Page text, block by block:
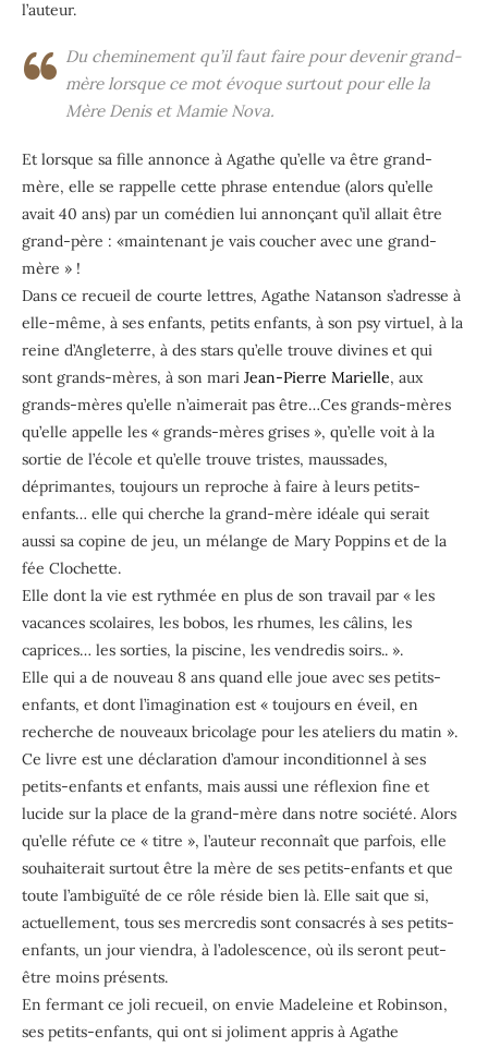
l’auteur.
Du cheminement qu’il faut faire pour devenir grand-
mère lorsque ce mot évoque surtout pour elle la
Mère Denis et Mamie Nova.
Et lorsque sa fille annonce à Agathe qu’elle va être grand-
mère, elle se rappelle cette phrase entendue (alors qu’elle
avait 40 ans) par un comédien lui annonçant qu’il allait être
grand-père : «maintenant je vais coucher avec une grand-
mère » !
Dans ce recueil de courte lettres, Agathe Natanson s’adresse à
elle-même, à ses enfants, petits enfants, à son psy virtuel, à la
reine d’Angleterre, à des stars qu’elle trouve divines et qui
sont grands-mères, à son mari Jean-Pierre Marielle, aux
grands-mères qu’elle n’aimerait pas être…Ces grands-mères
qu’elle appelle les « grands-mères grises », qu’elle voit à la
sortie de l’école et qu’elle trouve tristes, maussades,
déprimantes, toujours un reproche à faire à leurs petits-
enfants… elle qui cherche la grand-mère idéale qui serait
aussi sa copine de jeu, un mélange de Mary Poppins et de la
fée Clochette.
Elle dont la vie est rythmée en plus de son travail par « les
vacances scolaires, les bobos, les rhumes, les câlins, les
caprices… les sorties, la piscine, les vendredis soirs.. ».
Elle qui a de nouveau 8 ans quand elle joue avec ses petits-
enfants, et dont l’imagination est « toujours en éveil, en
recherche de nouveaux bricolage pour les ateliers du matin ».
Ce livre est une déclaration d’amour inconditionnel à ses
petits-enfants et enfants, mais aussi une réflexion fine et
lucide sur la place de la grand-mère dans notre société. Alors
qu’elle réfute ce « titre », l’auteur reconnaît que parfois, elle
souhaiterait surtout être la mère de ses petits-enfants et que
toute l’ambiguïté de ce rôle réside bien là. Elle sait que si,
actuellement, tous ses mercredis sont consacrés à ses petits-
enfants, un jour viendra, à l’adolescence, où ils seront peut-
être moins présents.
En fermant ce joli recueil, on envie Madeleine et Robinson,
ses petits-enfants, qui ont si joliment appris à Agathe